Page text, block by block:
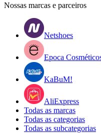
Nossas marcas e parceiros
Netshoes
Epoca
KaBuM!
AliExpress
Todas as marcas
Todas as categorias
Todas as subcategorias